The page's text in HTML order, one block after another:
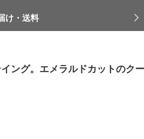
け・送料
ング。エメラルドカットのクー